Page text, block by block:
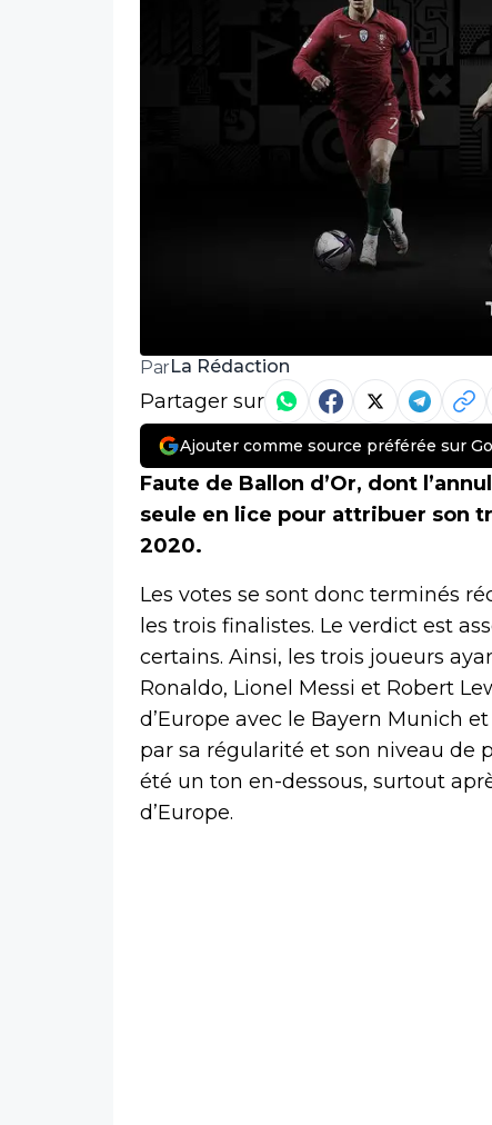
ParLa Rédaction
Partager sur
Ajouter comme source préférée sur
Faute de Ballon d’Or, dont
seule en lice pour attribuer son
2020.
Les votes se sont donc terminés
les trois finalistes. Le verdict est
certains. Ainsi, les trois joueurs
Ronaldo, Lionel Messi et Robert
d’Europe avec le Bayern Munich
par sa régularité et son niveau de
été un ton en-dessous, surtout
d’Europe.